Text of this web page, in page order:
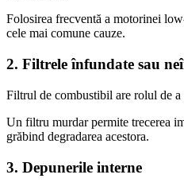
Folosirea frecventă a motorinei
cele mai comune cauze.
2. Filtrele înfundate sau
Filtrul de combustibil are rolul de
Un filtru murdar permite trecerea
grăbind degradarea acestora.
3. Depunerile interne